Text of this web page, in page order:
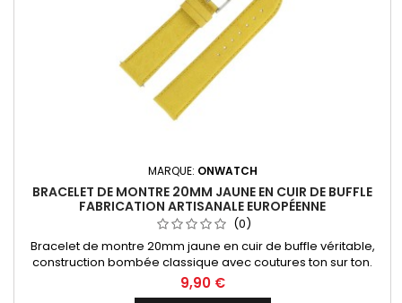
MARQUE: ONWATCH
BRACELET DE MONTRE 20MM JAUNE EN CUIR DE BUFFLE
FABRICATION ARTISANALE EUROPÉENNE
(0)
Bracelet de montre 20mm jaune en cuir de buffle véritable,
construction bombée classique avec coutures ton sur ton.
Fabrication artisanale Made in Spain.
9,90 €